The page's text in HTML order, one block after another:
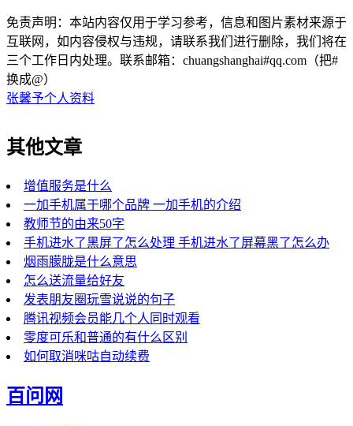
免责声明：本站内容仅用于学习参考，信息和图片素材来源于
互联网，如内容侵权与违规，请联系我们进行删除，我们将在
三个工作日内处理。联系邮箱：chuangshanghai#qq.com（把#
换成@）
张馨予个人资料
其他文章
增值服务是什么
一加手机属于哪个品牌 一加手机的介绍
教师节的由来50字
手机进水了黑屏了怎么处理 手机进水了屏幕黑了怎么办
烟雨朦胧是什么意思
怎么送流量给好友
发表朋友圈玩雪说说的句子
腾讯视频会员能几个人同时观看
零度可乐和普通的有什么区别
如何取消咪咕自动续费
百问网